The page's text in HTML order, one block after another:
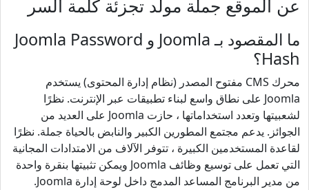
عن الموقع جملة مولد تجزئة كلمة السر
ما المقصود بـ Joomla و Joomla Password
Hash؟
محرك CMS مفتوح المصدر (نظام إدارة المحتوى) يستخدم
Joomla على نطاق واسع لبناء تطبيقات عبر الإنترنت. نظرًا
لشعبيتها وتعدد استخداماتها ، حازت Joomla على العديد من
الجوائز. يدعم مجتمع المطورين الكبير والنابض بالحياة جملة. نظرًا
لقاعدة المستخدمين الكبيرة ، تتوفر الآلاف من الامتدادات المجانية
التي تعمل على توسيع وظائف Joomla ويمكن تثبيتها بنقرة واحدة
من مدير البرنامج المساعد المدمج داخل لوحة إدارة Joomla.